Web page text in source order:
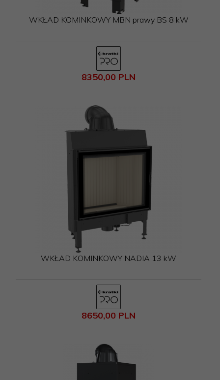
WKŁAD KOMINKOWY MBN prawy BS 8 kW
8350,00 PLN
WKŁAD KOMINKOWY NADIA 13 kW
8650,00 PLN